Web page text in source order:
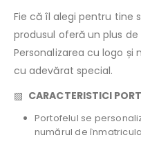
Fie că îl alegi pentru tine
produsul oferă un plus
Personalizarea cu logo
cu adevărat special.
▧ CARACTERISTICI
Portofelul se
numărul de